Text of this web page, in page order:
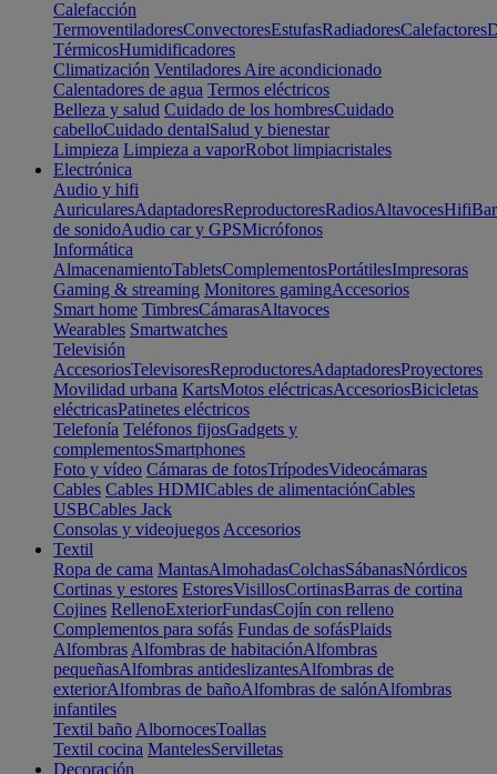
Calefacción
TermoventiladoresConvectoresEstufasRadiadoresCalefactores
TérmicosHumidificadores
Climatización Ventiladores Aire acondicionado
Calentadores de agua Termos eléctricos
Belleza y salud Cuidado de los hombresCuidado
cabelloCuidado dentalSalud y bienestar
Limpieza Limpieza a vaporRobot limpiacristales
Electrónica
Audio y hifi
AuricularesAdaptadoresReproductoresRadiosAltavocesHifi
de sonidoAudio car y GPSMicrófonos
Informática
AlmacenamientoTabletsComplementosPortátilesImpresoras
Gaming & streaming Monitores gamingAccesorios
Smart home TimbresCámarasAltavoces
Wearables Smartwatches
Televisión
AccesoriosTelevisoresReproductoresAdaptadoresProyectores
Movilidad urbana KartsMotos eléctricasAccesoriosBicicletas
eléctricasPatinetes eléctricos
Telefonía Teléfonos fijosGadgets y
complementosSmartphones
Foto y vídeo Cámaras de fotosTrípodesVideocámaras
Cables Cables HDMICables de alimentaciónCables
USBCables Jack
Consolas y videojuegos Accesorios
Textil
Ropa de cama MantasAlmohadasColchasSábanasNórdicos
Cortinas y estores EstoresVisillosCortinasBarras de cortina
Cojines RellenoExteriorFundasCojín con relleno
Complementos para sofás Fundas de sofásPlaids
Alfombras Alfombras de habitaciónAlfombras
pequeñasAlfombras antideslizantesAlfombras de
exteriorAlfombras de bañoAlfombras de salónAlfombras
infantiles
Textil baño AlbornocesToallas
Textil cocina MantelesServilletas
Decoración